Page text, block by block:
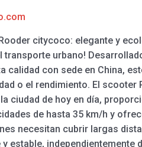
citycoco: elegante y
urbano!
calidad con sede en China,
o el rendimiento. El
ciudad de hoy en día,
de hasta 35 km/h y
necesitan cubrir largas
estable, independientemente